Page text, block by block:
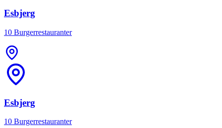
Esbjerg
10 Burgerrestauranter
Esbjerg
10 Burgerrestauranter